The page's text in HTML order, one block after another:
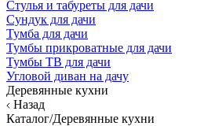
Стулья и табуреты для дачи
Сундук для дачи
Тумба для дачи
Тумбы прикроватные для дачи
Тумбы ТВ для дачи
Угловой диван на дачу
Деревянные кухни
Назад
Каталог/Деревянные кухни